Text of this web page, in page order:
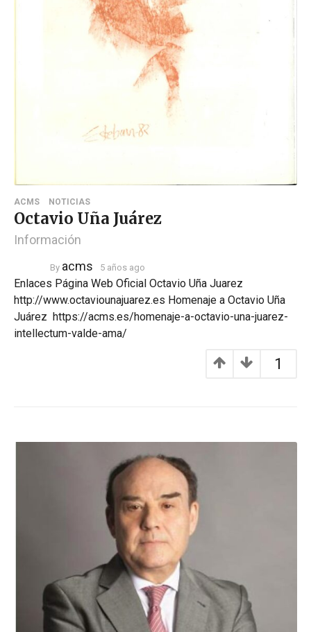
ACMS NOTICIAS
Octavio Uña Juárez
Información
By acms 5 años ago
Enlaces Página Web Oficial Octavio Uña Juarez
http://www.octaviounajuarez.es Homenaje a Octavio Uña
Juárez https://acms.es/homenaje-a-octavio-una-juarez-
intellectum-valde-ama/
1